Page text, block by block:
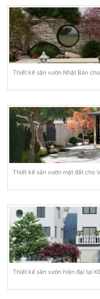
Thiết kế sân vườn Nhật Bản
Thiết kế sân vườn mặt đất cho
Thiết kế sân vườn hiện đại tại